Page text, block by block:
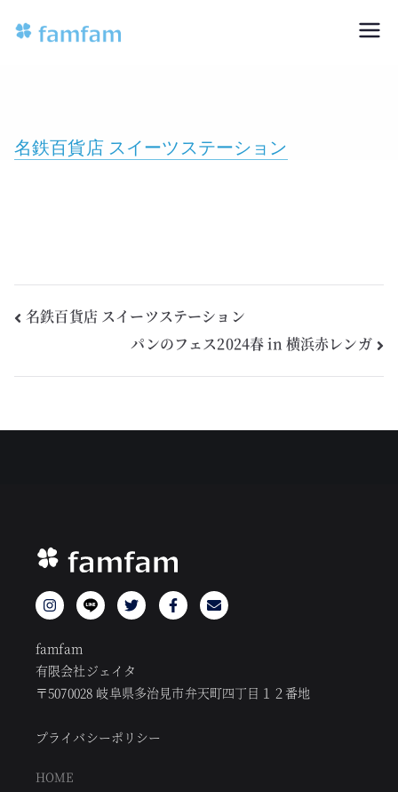
専門店のおいしいスコーンをお取り
名鉄百貨店 スイーツステーション
名鉄百貨店 スイーツステーション
パンのフェス2024春 in 横浜赤レンガ
famfam
有限会社ジェイタ
〒5070028 岐阜県多治見市弁天町四丁目１２番地
プライバシーポリシー
HOME